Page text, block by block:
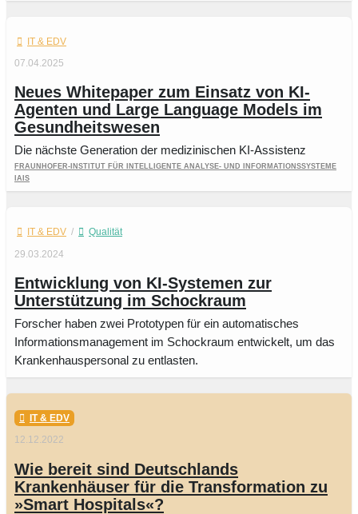
IT & EDV
07.04.2025
Neues Whitepaper zum Einsatz von KI-
Agenten und Large Language Models im
Gesundheitswesen
Die nächste Generation der medizinischen KI-Assistenz
Fraunhofer-Institut für Intelligente Analyse- und Informationssysteme
IAIS
IT & EDV /
Qualität
29.03.2024
Entwicklung von KI-Systemen zur
Unterstützung im Schockraum
Forscher haben zwei Prototypen für ein automatisches
Informationsmanagement im Schockraum entwickelt, um das
Krankenhauspersonal zu entlasten.
IT & EDV
12.12.2022
Wie bereit sind Deutschlands
Krankenhäuser für die Transformation zu
»Smart Hospitals«?